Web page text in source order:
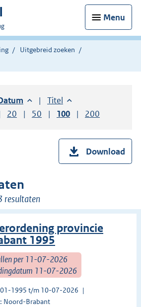
Menu
Uitgebreid zoeken
op:
aflopendSorteer op:
Titel oplopend
per pagina
Toon
20 resultaten per pagina
Toon
50 resultaten per pagina
Toon
100 resultaten per
Toon
200
Download
resultaten
provincie
1995
per 11-07-2026
11-07-2026
1995 t/m 10-07-2026
Noord-Brabant